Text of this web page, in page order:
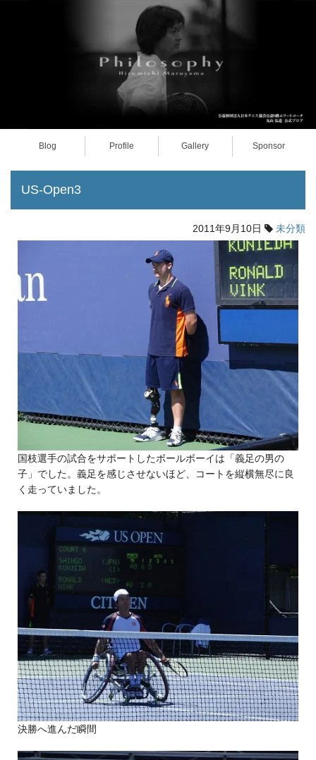
Blog Profile Gallery Sponsor
US-Open3
2011年9月10日 未分類
国枝選手の試合をサポートしたボールボーイは「義足の男の
子」でした。義足を感じさせないほど、コートを縦横無尽に良
く走っていました。
決勝へ進んだ瞬間